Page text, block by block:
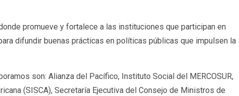
promueve y fortalece a las instituciones que participan en
difundir buenas prácticas en políticas públicas que impulsen la
son: Alianza del Pacífico, Instituto Social del MERCOSUR,
(SISCA), Secretaría Ejecutiva del Consejo de Ministros de